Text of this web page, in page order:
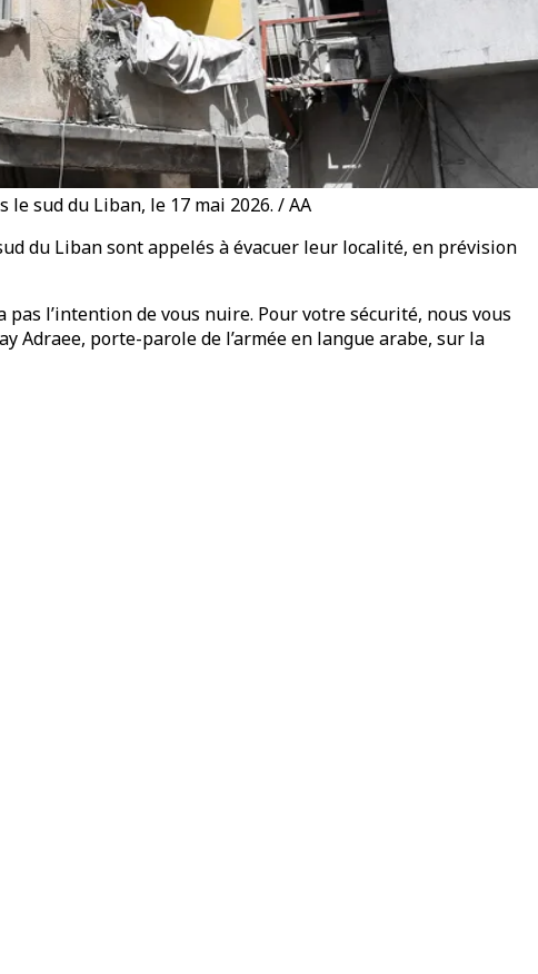
sud du Liban, le 17 mai 2026. / AA
du Liban sont appelés à évacuer leur localité, en prévision
l’intention de vous nuire. Pour votre sécurité, nous vous
Adraee, porte-parole de l’armée en langue arabe, sur la